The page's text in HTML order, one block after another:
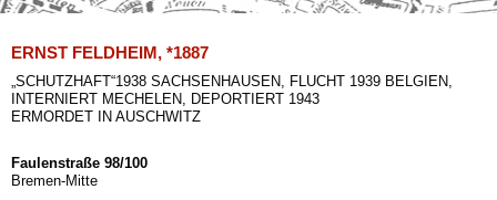
ERNST FELDHEIM, *1887
„SCHUTZHAFT“1938 SACHSENHAUSEN, FLUCHT 1939 BELGIEN,
INTERNIERT MECHELEN, DEPORTIERT 1943
ERMORDET IN AUSCHWITZ
Faulenstraße 98/100
Bremen-Mitte